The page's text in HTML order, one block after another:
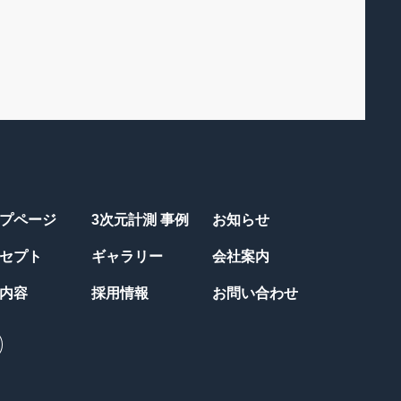
ページ 3次元計測 事例 お知らせ
プト ギャラリー 会社案内
容 採用情報 お問い合わせ